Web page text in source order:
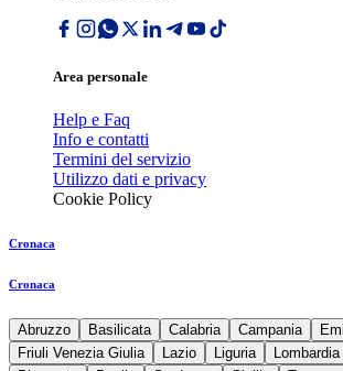
Area personale
Help e Faq
Info e contatti
Termini del servizio
Utilizzo dati e privacy
Cookie Policy
Cronaca
Cronaca
Abruzzo Basilicata Calabria Campania
Friuli Venezia Giulia
Lazio Liguria Lombardia